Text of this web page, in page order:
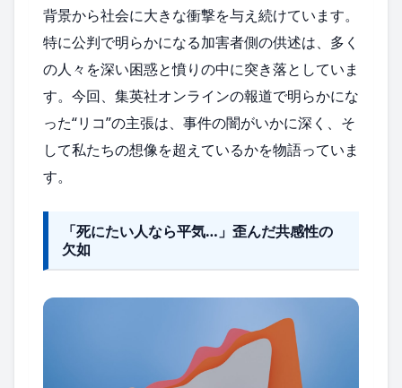
背景から社会に大きな衝撃を与え続けています。
特に公判で明らかになる加害者側の供述は、多く
の人々を深い困惑と憤りの中に突き落としていま
す。今回、集英社オンラインの報道で明らかにな
った“リコ”の主張は、事件の闇がいかに深く、そ
して私たちの想像を超えているかを物語っていま
す。
「死にたい人なら平気…」歪んだ共感性の
欠如